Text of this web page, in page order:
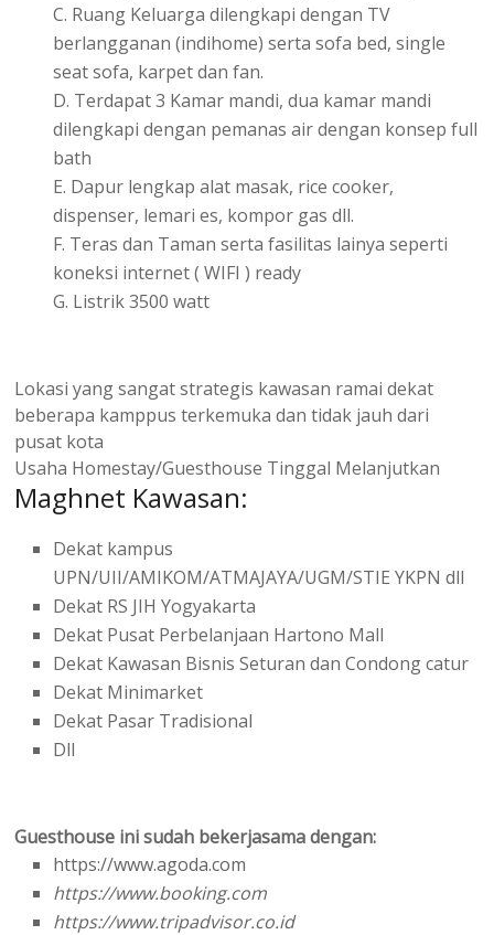
C. Ruang Keluarga dilengkapi dengan TV
berlangganan (indihome) serta sofa bed, single
seat sofa, karpet dan fan.
D. Terdapat 3 Kamar mandi, dua kamar mandi
dilengkapi dengan pemanas air dengan konsep full
bath
E. Dapur lengkap alat masak, rice cooker,
dispenser, lemari es, kompor gas dll.
F. Teras dan Taman serta fasilitas lainya seperti
koneksi internet ( WIFI ) ready
G. Listrik 3500 watt
Lokasi yang sangat strategis kawasan ramai dekat
beberapa kamppus terkemuka dan tidak jauh dari
pusat kota
Usaha Homestay/Guesthouse Tinggal Melanjutkan
Maghnet Kawasan:
Dekat kampus
UPN/UII/AMIKOM/ATMAJAYA/UGM/STIE YKPN dll
Dekat RS JIH Yogyakarta
Dekat Pusat Perbelanjaan Hartono Mall
Dekat Kawasan Bisnis Seturan dan Condong catur
Dekat Minimarket
Dekat Pasar Tradisional
Dll
Guesthouse ini sudah bekerjasama dengan:
https://www.agoda.com
https://www.booking.com
https://www.tripadvisor.co.id